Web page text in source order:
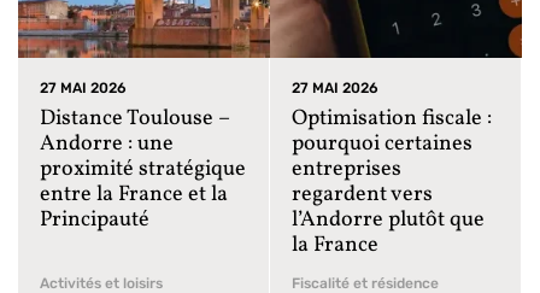
27 MAI 2026
Distance Toulouse –
Andorre : une
proximité stratégique
entre la France et la
Principauté
Activités et loisirs
27 MAI 2026
Optimisation fiscale :
pourquoi certaines
entreprises
regardent vers
l’Andorre plutôt que
la France
Fiscalité et résidence